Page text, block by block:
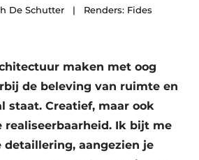
De Schutter | Renders: Fides
maken met oog
de beleving van ruimte en
staat. Creatief, maar ook
realiseerbaarheid. Ik bijt me
detaillering, aangezien je